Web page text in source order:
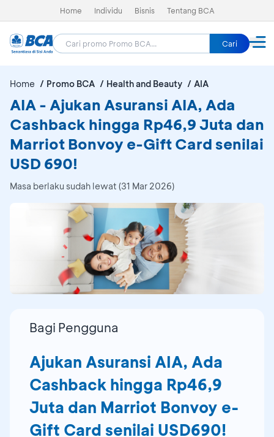
Home Individu Bisnis Tentang BCA
Cari
Home Promo BCA Health and Beauty AIA
AIA - Ajukan Asuransi AIA, Ada
Cashback hingga Rp46,9 Juta dan
Marriot Bonvoy e-Gift Card senilai
USD 690!
Masa berlaku sudah lewat (31 Mar 2026)
Bagi Pengguna
Ajukan Asuransi AIA, Ada
Cashback hingga Rp46,9
Juta dan Marriot Bonvoy e-
Gift Card senilai USD690!